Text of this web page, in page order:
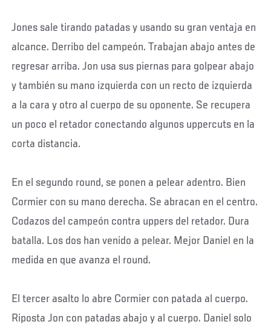
Jones sale tirando patadas y usando su gran ventaja en
alcance. Derribo del campeón. Trabajan abajo antes de
regresar arriba. Jon usa sus piernas para golpear abajo
y también su mano izquierda con un recto de izquierda
a la cara y otro al cuerpo de su oponente. Se recupera
un poco el retador conectando algunos uppercuts en la
corta distancia.
En el segundo round, se ponen a pelear adentro. Bien
Cormier con su mano derecha. Se abracan en el centro.
Codazos del campeón contra uppers del retador. Dura
batalla. Los dos han venido a pelear. Mejor Daniel en la
medida en que avanza el round.
El tercer asalto lo abre Cormier con patada al cuerpo.
Riposta Jon con patadas abajo y al cuerpo. Daniel solo